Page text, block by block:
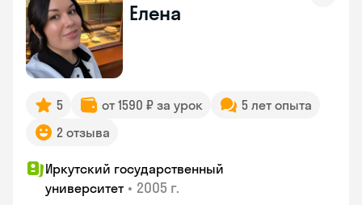
Елена
5 от 1590 ₽ за урок
5 лет опыта
2 отзыва
Иркутский государственный
университет • 2005 г.